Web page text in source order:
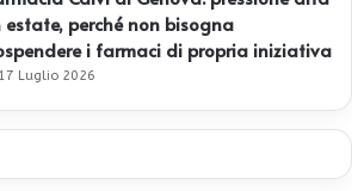
estate, perché non bisogna
i farmaci di propria iniziativa
17 Luglio 2026